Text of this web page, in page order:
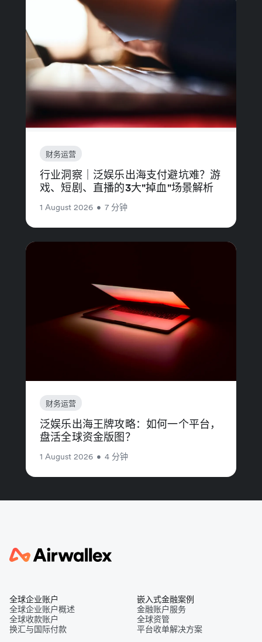
财务运营
行业洞察｜泛娱乐出海支付避坑难？游
戏、短剧、直播的3大"掉血"场景解析
1 August 2026 • 7 分钟
财务运营
泛娱乐出海王牌攻略：如何一个平台，
盘活全球资金版图？
1 August 2026 • 4 分钟
全球企业账户
全球企业账户概述
全球收款账户
换汇与国际付款
嵌入式金融案例
金融账户服务
全球资管
平台收单解决方案